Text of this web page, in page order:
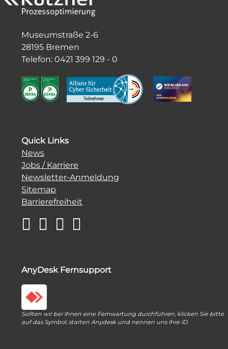
Museumstraße 2-6
28195 Bremen
Telefon: 0421 399 129 - 0
Quick Links
News
Jobs / Karriere
Newsletter-Anmeldung
Sitemap
Barrierefreiheit
AnyDesk Fernsupport
Sollten wir bei Ihnen eine Fernwartung durchführen, klicken Sie bitte
auf das Symbol, starten Anydesk und nennen uns Ihre ID.